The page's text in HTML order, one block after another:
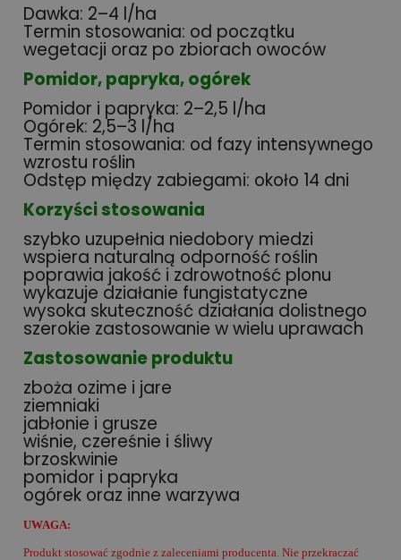
Dawka: 2–4 l/ha
Termin stosowania: od początku
wegetacji oraz po zbiorach owoców
Pomidor, papryka, ogórek
Pomidor i papryka: 2–2,5 l/ha
Ogórek: 2,5–3 l/ha
Termin stosowania: od fazy intensywnego
wzrostu roślin
Odstęp między zabiegami: około 14 dni
Korzyści stosowania
szybko uzupełnia niedobory miedzi
wspiera naturalną odporność roślin
poprawia jakość i zdrowotność plonu
wykazuje działanie fungistatyczne
wysoka skuteczność działania dolistnego
szerokie zastosowanie w wielu uprawach
Zastosowanie produktu
zboża ozime i jare
ziemniaki
jabłonie i grusze
wiśnie, czereśnie i śliwy
brzoskwinie
pomidor i papryka
ogórek oraz inne warzywa
UWAGA:
Produkt stosować zgodnie z zaleceniami producenta. Nie przekraczać